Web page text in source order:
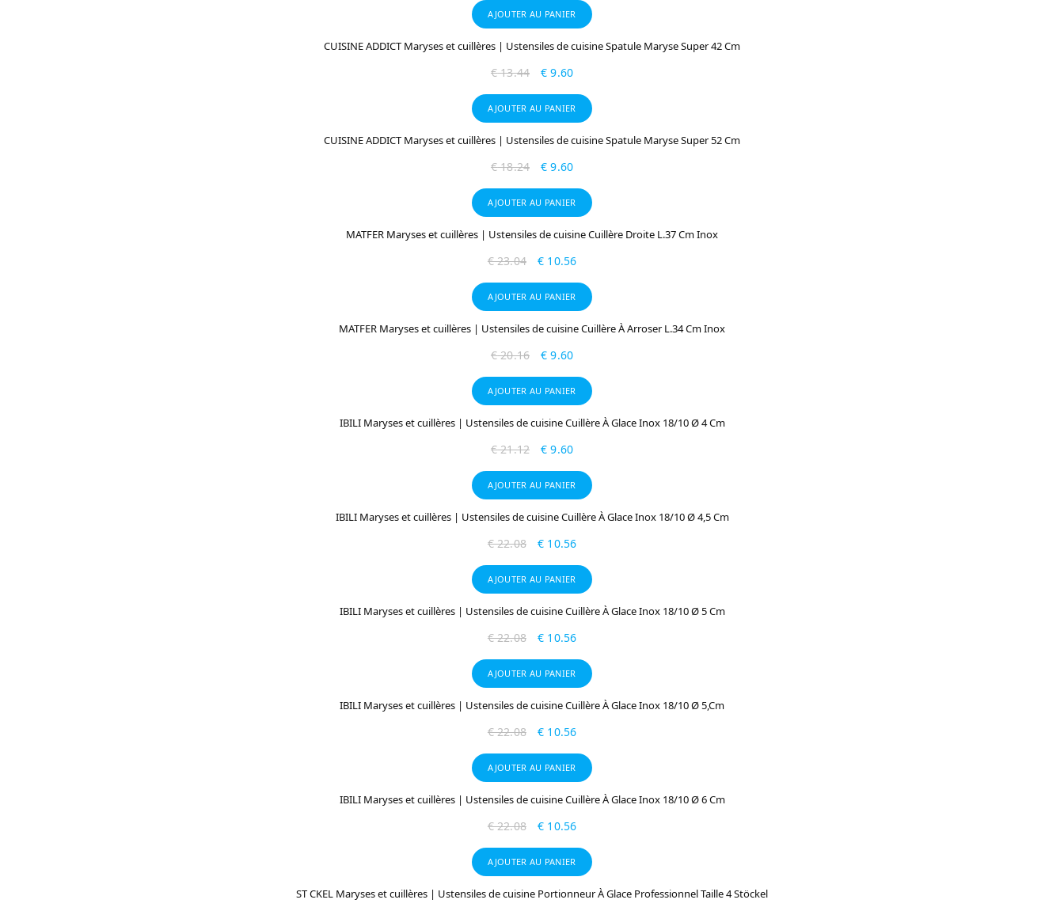
AJOUTER AU PANIER
CUISINE ADDICT Maryses et cuillères | Ustensiles de cuisine Spatule Maryse Super 42 Cm
€13.44 € 9.60
AJOUTER AU PANIER
CUISINE ADDICT Maryses et cuillères | Ustensiles de cuisine Spatule Maryse Super 52 Cm
€18.24 € 9.60
AJOUTER AU PANIER
MATFER Maryses et cuillères | Ustensiles de cuisine Cuillère Droite L.37 Cm Inox
€23.04 € 10.56
AJOUTER AU PANIER
MATFER Maryses et cuillères | Ustensiles de cuisine Cuillère À Arroser L.34 Cm Inox
€20.16 € 9.60
AJOUTER AU PANIER
IBILI Maryses et cuillères | Ustensiles de cuisine Cuillère À Glace Inox 18/10 Ø 4 Cm
€21.12 € 9.60
AJOUTER AU PANIER
IBILI Maryses et cuillères | Ustensiles de cuisine Cuillère À Glace Inox 18/10 Ø 4,5 Cm
€22.08 € 10.56
AJOUTER AU PANIER
IBILI Maryses et cuillères | Ustensiles de cuisine Cuillère À Glace Inox 18/10 Ø 5 Cm
€22.08 € 10.56
AJOUTER AU PANIER
IBILI Maryses et cuillères | Ustensiles de cuisine Cuillère À Glace Inox 18/10 Ø 5,Cm
€22.08 € 10.56
AJOUTER AU PANIER
IBILI Maryses et cuillères | Ustensiles de cuisine Cuillère À Glace Inox 18/10 Ø 6 Cm
€22.08 € 10.56
AJOUTER AU PANIER
ST CKEL Maryses et cuillères | Ustensiles de cuisine Portionneur À Glace Professionnel Taille 4 Stöckel